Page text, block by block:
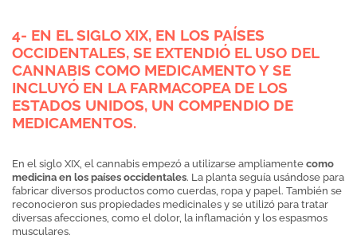
4- EN EL SIGLO XIX, EN LOS PAÍSES
OCCIDENTALES, SE EXTENDIÓ EL USO DEL
CANNABIS COMO MEDICAMENTO Y SE
INCLUYÓ EN LA FARMACOPEA DE LOS
ESTADOS UNIDOS, UN COMPENDIO DE
MEDICAMENTOS.
En el siglo XIX, el cannabis empezó a utilizarse ampliamente como
medicina en los países occidentales. La planta seguía usándose para
fabricar diversos productos como cuerdas, ropa y papel. También se
reconocieron sus propiedades medicinales y se utilizó para tratar
diversas afecciones, como el dolor, la inflamación y los espasmos
musculares.